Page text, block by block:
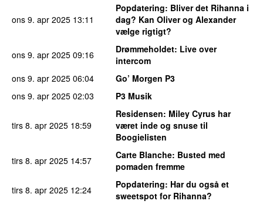
ons 9. apr 2025 13:11
Popdatering: Bliver det Rihanna i
dag? Kan Oliver og Alexander
vælge rigtigt?
ons 9. apr 2025 09:16 Drømmeholdet: Live over
intercom
ons 9. apr 2025 06:04
Go’ Morgen P3
ons 9. apr 2025 02:03 P3 Musik
tirs 8. apr 2025 18:59
Residensen: Miley Cyrus har
været inde og snuse til
Boogielisten
tirs 8. apr 2025 14:57 Carte Blanche: Busted med
pomaden fremme
tirs 8. apr 2025 12:24 Popdatering: Har du også et
sweetspot for Rihanna?